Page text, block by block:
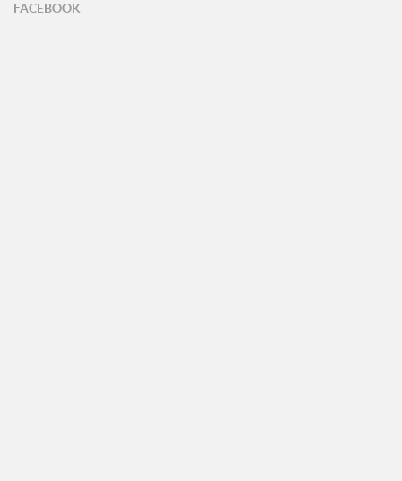
FACEBOOK